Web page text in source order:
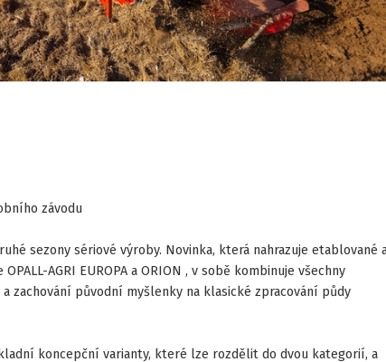
závodu
sezony sériové výroby. Novinka, která nahrazuje etablované
AGRI EUROPA a ORION , v sobě kombinuje všechny
zachování původní myšlenky na klasické zpracování půdy
koncepční varianty, které lze rozdělit do dvou kategorií, a